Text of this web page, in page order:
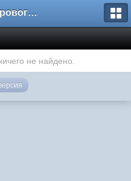
Форум игрового проекта Riverrise
не найдено.